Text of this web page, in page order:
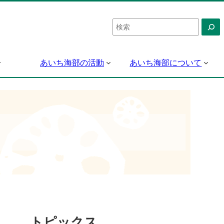
検
索
あいち海部の活動 あいち海部について